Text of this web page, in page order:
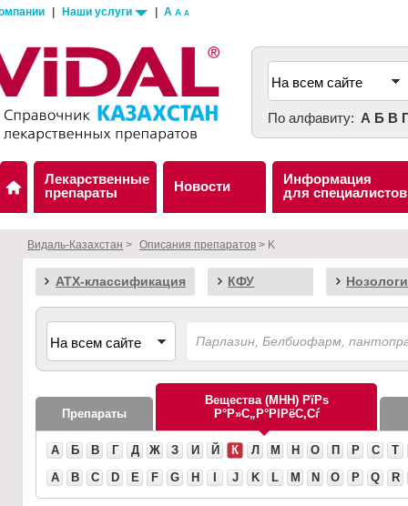
Наши услуги A A A
По алфавиту: А Б В
Лекарственные
препараты
Новости
Информация
для специалистов
Видаль-Казахстан > Описания препаратов > K
АТХ-классификация КФУ
Препараты
Вещества (МНН)
А Б В Г Д Ж З И Й К Л М Н О П Р С
Т
A
B C D E F G H J K L M N O P Q R